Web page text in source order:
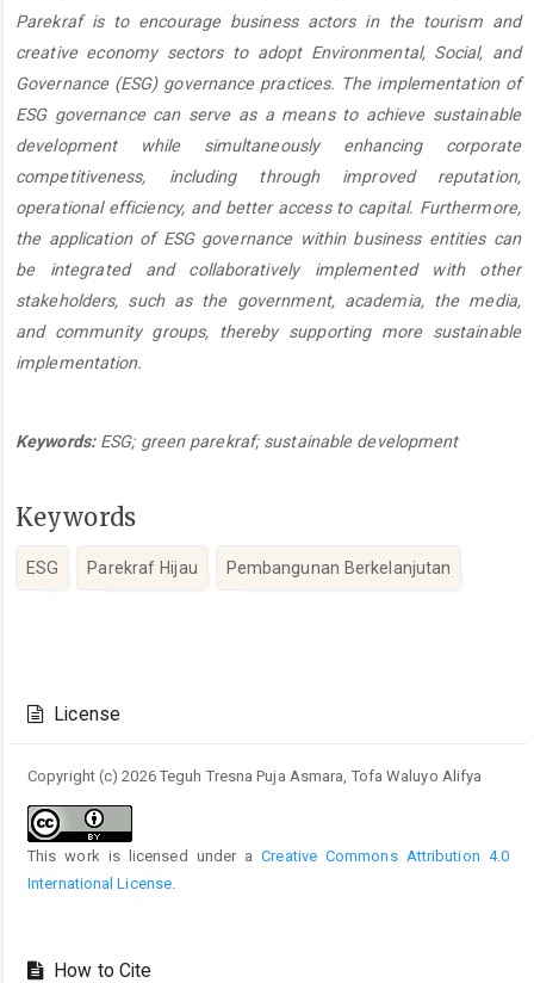
Parekraf is to encourage business actors in the tourism and
creative economy sectors to adopt Environmental, Social, and
Governance (ESG) governance practices. The implementation of
ESG governance can serve as a means to achieve sustainable
development while simultaneously enhancing corporate
competitiveness, including through improved reputation,
operational efficiency, and better access to capital. Furthermore,
the application of ESG governance within business entities can
be integrated and collaboratively implemented with other
stakeholders, such as the government, academia, the media,
and community groups, thereby supporting more sustainable
implementation.
Keywords:ESG; green parekraf; sustainable development
Keywords
ESG Parekraf Hijau Pembangunan Berkelanjutan
Details
License
Copyright (c) 2026 Teguh Tresna Puja Asmara, Tofa Waluyo Alifya
This work is licensed under aCreative Commons Attribution 4.0
International License.
How to Cite